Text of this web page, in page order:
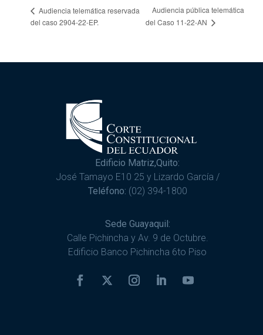
Audiencia telemática reservada
del caso 2904-22-EP.
Audiencia pública telemática
del Caso 11-22-AN
Edificio Matriz,Quito:
José Tamayo E10 25 y Lizardo García /
Teléfono: (02) 394-1800
Sede Guayaquil:
Calle Pichincha y Av. 9 de Octubre.
Edificio Banco Pichincha 6to Piso